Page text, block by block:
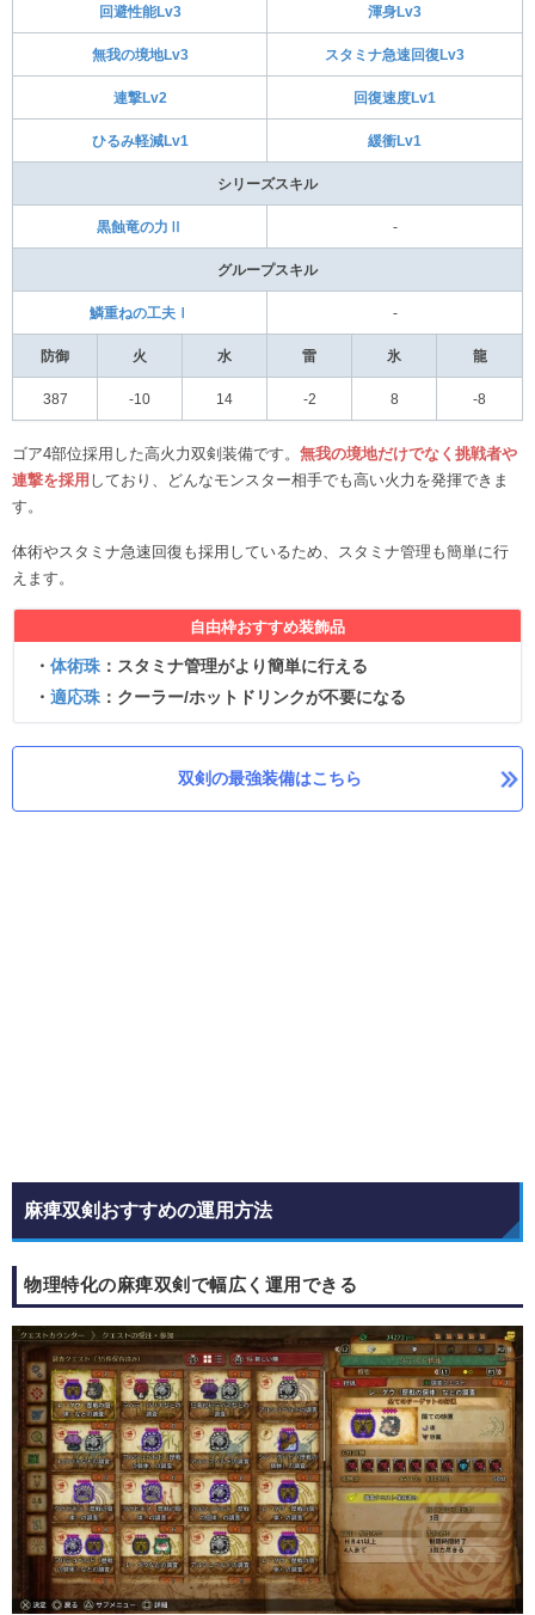
回避性能Lv3 渾身Lv3
無我の境地Lv3 スタミナ急速回復Lv3
連撃Lv2 回復速度Lv1
ひるみ軽減Lv1 緩衝Lv1
シリーズスキル
黒蝕竜の力Ⅱ ‐
グループスキル
鱗重ねの工夫Ⅰ ‐
防御 火 水 雷 氷 龍
387 ‐10 14 ‐2 8 ‐8
ゴア4部位採用した高火力双剣装備です。 無我の境地だけでなく挑戦者や
連撃を採用 しており、どんなモンスター相手でも高い火力を発揮できま
す。
体術やスタミナ急速回復も採用しているため、スタミナ管理も簡単に行
えます。
自由枠おすすめ装飾品
・体術珠 ：スタミナ管理がより簡単に行える
・適応珠 ：クーラー/ホットドリンクが不要になる
双剣の最強装備はこちら
麻痺双剣おすすめの運用方法
物理特化の麻痺双剣で幅広く運用できる